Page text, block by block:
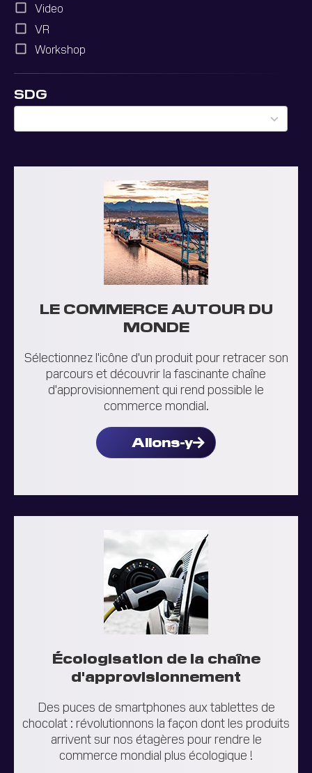
Video
VR
Workshop
SDG
9
results
available
LE COMMERCE AUTOUR DU
MONDE
Sélectionnez l'icône d'un produit pour retracer son
parcours et découvrir la fascinante chaîne
d'approvisionnement qui rend possible le
commerce mondial.
Allons-y
Écologisation de la chaîne
d'approvisionnement
Des puces de smartphones aux tablettes de
chocolat : révolutionnons la façon dont les produits
arrivent sur nos étagères pour rendre le
commerce mondial plus écologique !